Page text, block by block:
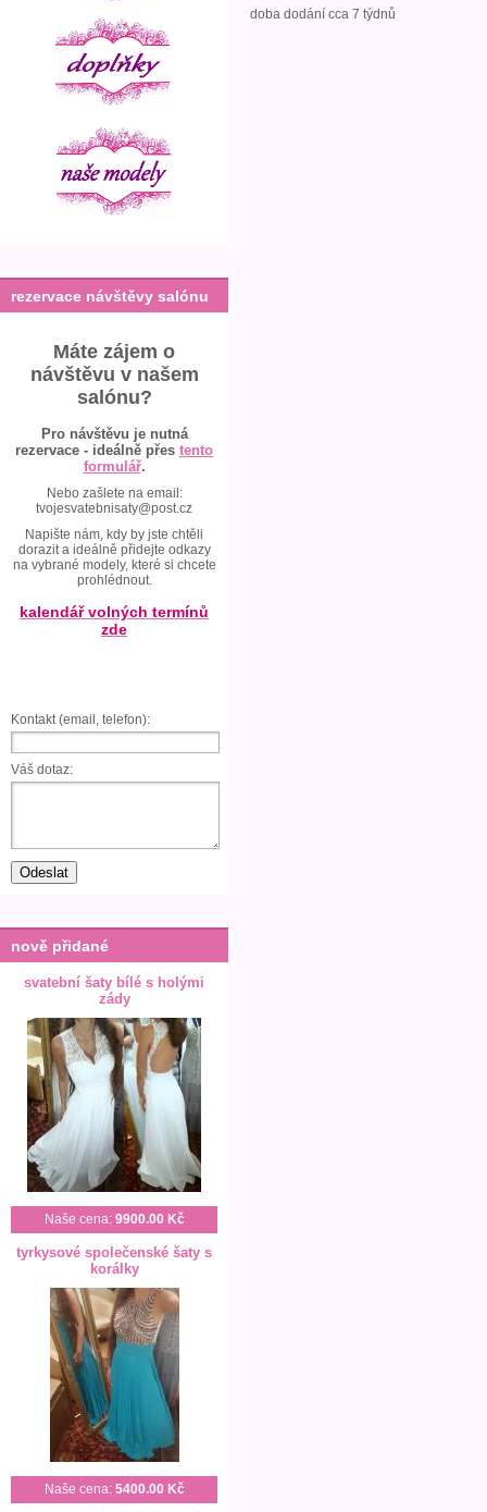
rezervace návštěvy salónu
Máte zájem o
návštěvu v našem
salónu?
Pro návštěvu je nutná
rezervace - ideálně přes tento
formulář.
Nebo zašlete na email:
tvojesvatebnisaty@post.cz
Napište nám, kdy by jste chtěli
dorazit a ideálně přidejte odkazy
na vybrané modely, které si chcete
prohlédnout.
kalendář volných termínů
zde
Kontakt (email, telefon):
Váš dotaz:
nově přidané
svatební šaty bílé s holými
zády
Naše cena: 9900.00 Kč
tyrkysové společenské šaty s
korálky
Naše cena: 5400.00 Kč
doba dodání cca 7 týdnů